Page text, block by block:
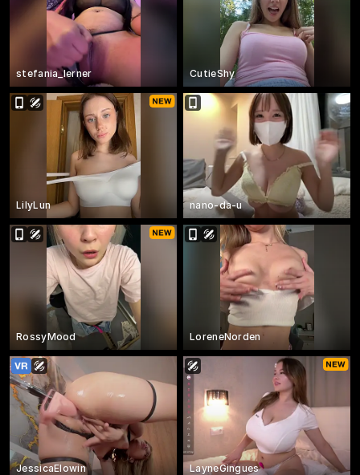
stefania_lerner CutieShy
LilyLun nano-da-u
RossyMood LoreneNorden
JessicaElowin LayneGingues